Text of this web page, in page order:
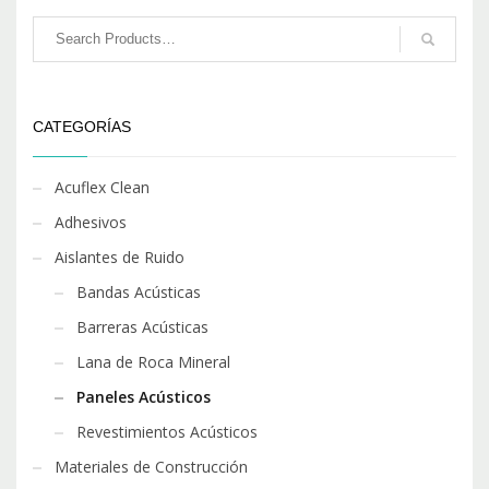
CATEGORÍAS
Acuflex Clean
Adhesivos
Aislantes de Ruido
Bandas Acústicas
Barreras Acústicas
Lana de Roca Mineral
Paneles Acústicos
Revestimientos Acústicos
Materiales de Construcción